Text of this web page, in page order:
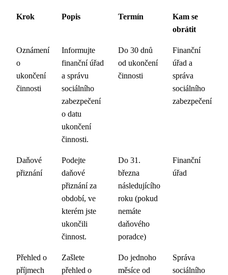
Krok Popis Termín
Kam se
obrátit
Oznámení
o
ukončení
činnosti
Informujte
finanční úřad
a správu
sociálního
zabezpečení
o datu
ukončení
činnosti.
Do 30 dnů
od ukončení
činnosti
Finanční
úřad a
správa
sociálního
zabezpečení
Daňové
přiznání
Podejte
daňové
přiznání za
období, ve
kterém jste
ukončili
činnost.
Do 31.
března
následujícího
roku (pokud
nemáte
daňového
poradce)
Finanční
úřad
Přehled o
příjmech
Zašlete
přehled o
Do jednoho
měsíce od
Správa
sociálního